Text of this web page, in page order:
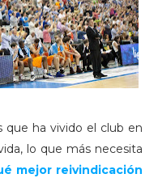
que ha vivido el club en
lo que más necesita
mejor reivindicación